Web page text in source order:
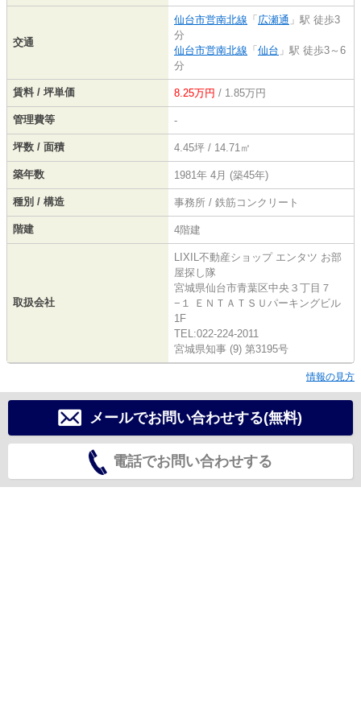
交通
仙台市営南北線 「 広瀬通 」駅 徒歩3
分
仙台市営南北線 「 仙台 」駅 徒歩3～6
分
賃料 / 坪単価 8.25万円 / 1.85万円
管理費等 -
坪数 / 面積 4.45坪 / 14.71㎡
築年数 1981年 4月 (築45年)
種別 / 構造 事務所 / 鉄筋コンクリート
階建 4階建
取扱会社
LIXIL不動産ショップ エンタツ お部
屋探し隊
宮城県仙台市青葉区中央３丁目７
−１ ＥＮＴＡＴＳＵパーキングビル
1F
TEL:022-224-2011
宮城県知事 (9) 第3195号
情報の見方
メールでお問い合わせする(無料)
電話でお問い合わせする